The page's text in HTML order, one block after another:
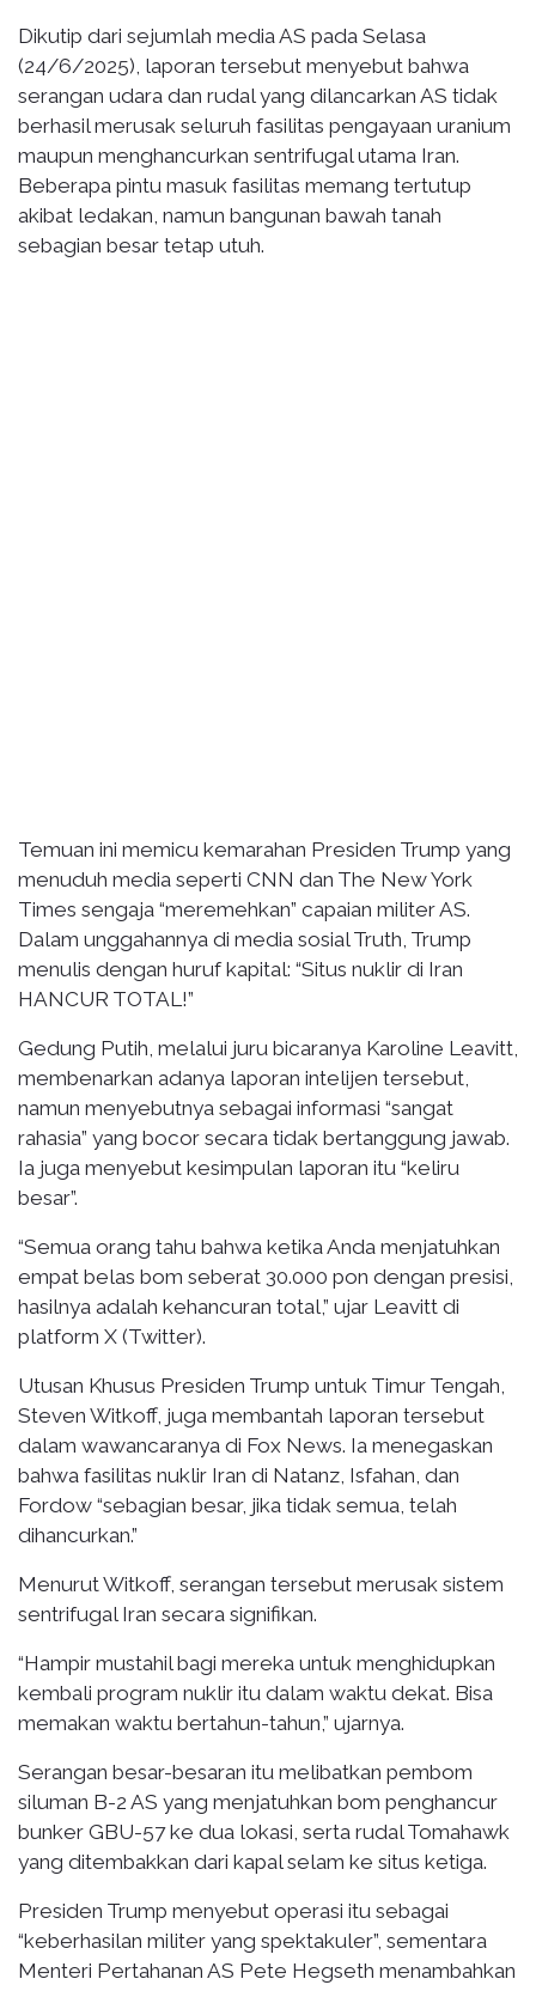
Dikutip dari sejumlah media AS pada Selasa
(24/6/2025), laporan tersebut menyebut bahwa
serangan udara dan rudal yang dilancarkan AS tidak
berhasil merusak seluruh fasilitas pengayaan uranium
maupun menghancurkan sentrifugal utama Iran.
Beberapa pintu masuk fasilitas memang tertutup
akibat ledakan, namun bangunan bawah tanah
sebagian besar tetap utuh.
Temuan ini memicu kemarahan Presiden Trump yang
menuduh media seperti CNN dan The New York
Times sengaja “meremehkan” capaian militer AS.
Dalam unggahannya di media sosial Truth, Trump
menulis dengan huruf kapital: “Situs nuklir di Iran
HANCUR TOTAL!”
Gedung Putih, melalui juru bicaranya Karoline Leavitt,
membenarkan adanya laporan intelijen tersebut,
namun menyebutnya sebagai informasi “sangat
rahasia” yang bocor secara tidak bertanggung jawab.
Ia juga menyebut kesimpulan laporan itu “keliru
besar”.
“Semua orang tahu bahwa ketika Anda menjatuhkan
empat belas bom seberat 30.000 pon dengan presisi,
hasilnya adalah kehancuran total,” ujar Leavitt di
platform X (Twitter).
Utusan Khusus Presiden Trump untuk Timur Tengah,
Steven Witkoff, juga membantah laporan tersebut
dalam wawancaranya di Fox News. Ia menegaskan
bahwa fasilitas nuklir Iran di Natanz, Isfahan, dan
Fordow “sebagian besar, jika tidak semua, telah
dihancurkan.”
Menurut Witkoff, serangan tersebut merusak sistem
sentrifugal Iran secara signifikan.
“Hampir mustahil bagi mereka untuk menghidupkan
kembali program nuklir itu dalam waktu dekat. Bisa
memakan waktu bertahun-tahun,” ujarnya.
Serangan besar-besaran itu melibatkan pembom
siluman B-2 AS yang menjatuhkan bom penghancur
bunker GBU-57 ke dua lokasi, serta rudal Tomahawk
yang ditembakkan dari kapal selam ke situs ketiga.
Presiden Trump menyebut operasi itu sebagai
“keberhasilan militer yang spektakuler”, sementara
Menteri Pertahanan AS Pete Hegseth menambahkan